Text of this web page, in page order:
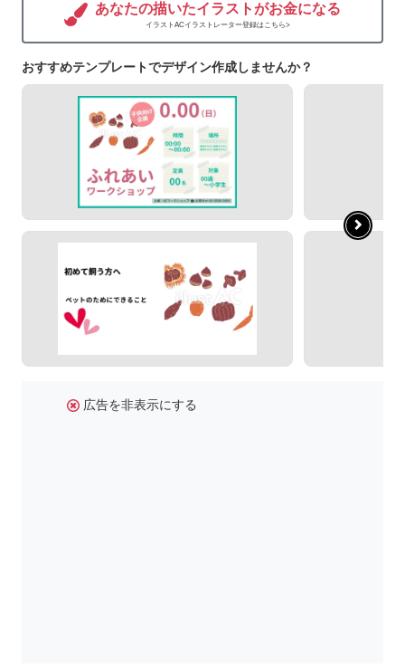
あなたの描いたイラストがお金になる
イラストACイラストレーター登録はこちら>
おすすめテンプレートでデザイン作成しませんか？
広告を非表示にする